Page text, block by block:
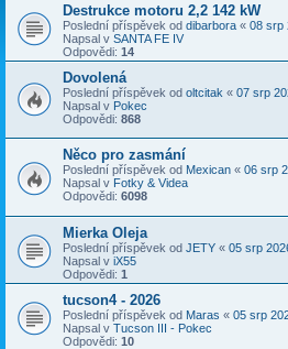
Destrukce motoru 2,2 142 kW
Poslední příspěvek od dibarbora « 08 srp
Napsal v SANTA FE IV
Odpovědi: 14
Dovolená
Poslední příspěvek od oltcitak « 07 srp
Napsal v Pokec
Odpovědi: 868
Něco pro zasmání
Poslední příspěvek od Mexican « 06 srp
Napsal v Fotky & Videa
Odpovědi: 6098
Mierka Oleja
Poslední příspěvek od JETY « 05 srp
Napsal v iX55
Odpovědi: 1
tucson4 - 2026
Poslední příspěvek od Maras « 05 srp
Napsal v Tucson III - Pokec
Odpovědi: 10